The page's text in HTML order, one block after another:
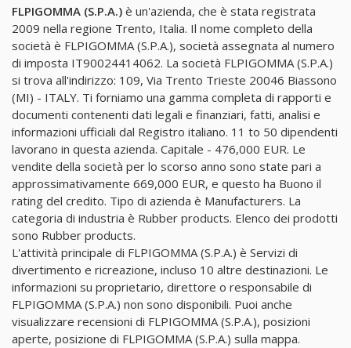
FLPIGOMMA (S.P.A.) è un'azienda, che è stata registrata
2009 nella regione Trento, Italia. Il nome completo della
società è FLPIGOMMA (S.P.A.), società assegnata al numero
di imposta IT90024414062. La società FLPIGOMMA (S.P.A.)
si trova all'indirizzo: 109, Via Trento Trieste 20046 Biassono
(MI) - ITALY. Ti forniamo una gamma completa di rapporti e
documenti contenenti dati legali e finanziari, fatti, analisi e
informazioni ufficiali dal Registro italiano. 11 to 50 dipendenti
lavorano in questa azienda. Capitale - 476,000 EUR. Le
vendite della società per lo scorso anno sono state pari a
approssimativamente 669,000 EUR, e questo ha Buono il
rating del credito. Tipo di azienda è Manufacturers. La
categoria di industria è Rubber products. Elenco dei prodotti
sono Rubber products.
L'attività principale di FLPIGOMMA (S.P.A.) è Servizi di
divertimento e ricreazione, incluso 10 altre destinazioni. Le
informazioni su proprietario, direttore o responsabile di
FLPIGOMMA (S.P.A.) non sono disponibili. Puoi anche
visualizzare recensioni di FLPIGOMMA (S.P.A.), posizioni
aperte, posizione di FLPIGOMMA (S.P.A.) sulla mappa.